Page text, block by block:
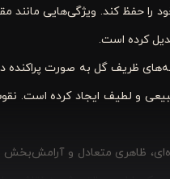
را حفظ کند. ویژگی‌هایی
کرده است.
ظریف گل به صورت پراکنده
و لطیف ایجاد کرده
ظاهری متعادل و